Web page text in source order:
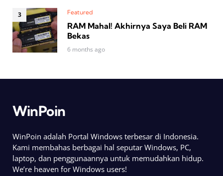
Featured
RAM Mahal! Akhirnya Saya Beli RAM
Bekas
6 months ago
WinPoin
WinPoin adalah Portal Windows terbesar di Indonesia.
Kami membahas berbagai hal seputar Windows, PC,
laptop, dan penggunaannya untuk memudahkan hidup.
We’re heaven for Windows users!